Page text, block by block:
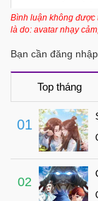
Chapter 2
Bình luận không được
là do: avatar nhạy
Bạn cần đăng
Top tháng
01
02